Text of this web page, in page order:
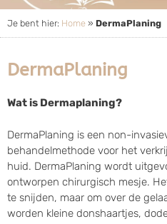
Je bent hier: Home » DermaPlaning
DermaPlaning
Wat is Dermaplaning?
DermaPlaning is een non-
behandelmethode voor het
huid. DermaPlaning wordt
ontworpen chirurgisch mesje.
te snijden, maar om over de
worden kleine donshaartjes,